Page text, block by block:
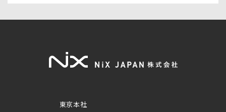
東京本社